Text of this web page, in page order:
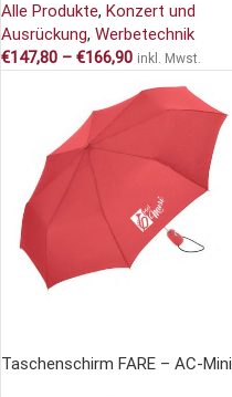
Alle Produkte, Konzert und
Ausrückung, Werbetechnik
€147,80 – €166,90 inkl. Mwst.
Taschenschirm FARE – AC-Mini